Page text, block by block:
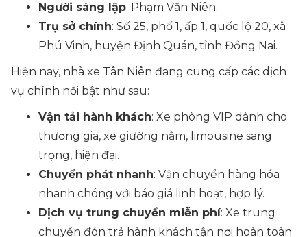
Người sáng lập: Phạm Văn Niên.
Trụ sở chính: Số 25, phố 1, ấp 1, quốc lộ 20, xã
Phú Vinh, huyện Định Quán, tỉnh Đồng Nai.
Hiện nay, nhà xe Tân Niên đang cung cấp các dịch
vụ chính nổi bật như sau:
Vận tải hành khách: Xe phòng VIP dành cho
thương gia, xe giường nằm, limousine sang
trọng, hiện đại.
Chuyển phát nhanh: Vận chuyển hàng hóa
nhanh chóng với báo giá linh hoạt, hợp lý.
Dịch vụ trung chuyển miễn phí: Xe trung
chuyển đón trả hành khách tận nơi hoàn toàn